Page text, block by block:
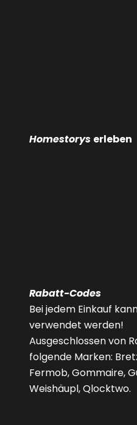
Homestorys erleben
Rabatt-Codes
Bei jedem Einkauf
verwendet werden!
Ausgeschlossen von
folgende Marken:
Fermob, Gommaire,
Weishäupl, Qlocktwo.